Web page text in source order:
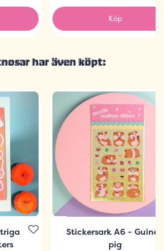
Köp
har även köpt:
Stickersark A6 - Guinea
pig